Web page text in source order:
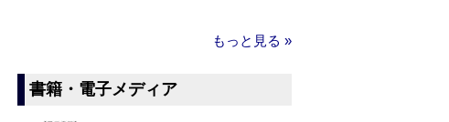
もっと見る »
書籍・電子メディア